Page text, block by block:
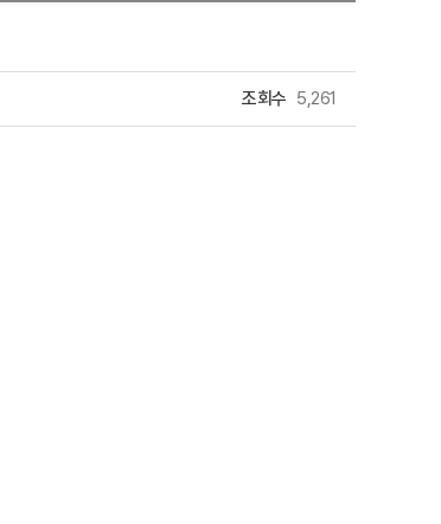
조회수 5,261